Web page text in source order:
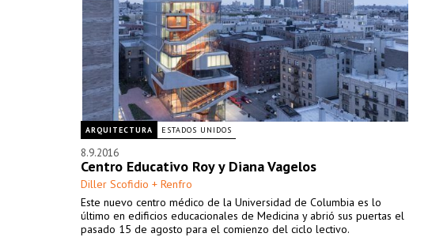
ARQUITECTURA ESTADOS UNIDOS
8.9.2016
Centro Educativo Roy y Diana Vagelos
Diller Scofidio + Renfro
Este nuevo centro médico de la Universidad de Columbia es lo
último en edificios educacionales de Medicina y abrió sus puertas el
pasado 15 de agosto para el comienzo del ciclo lectivo.